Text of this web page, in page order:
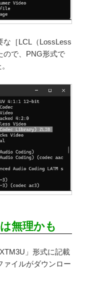
な［LCL（LossLess
ので、PNG形式で
無理かも
」形式に記載
ァイルがダウンロー